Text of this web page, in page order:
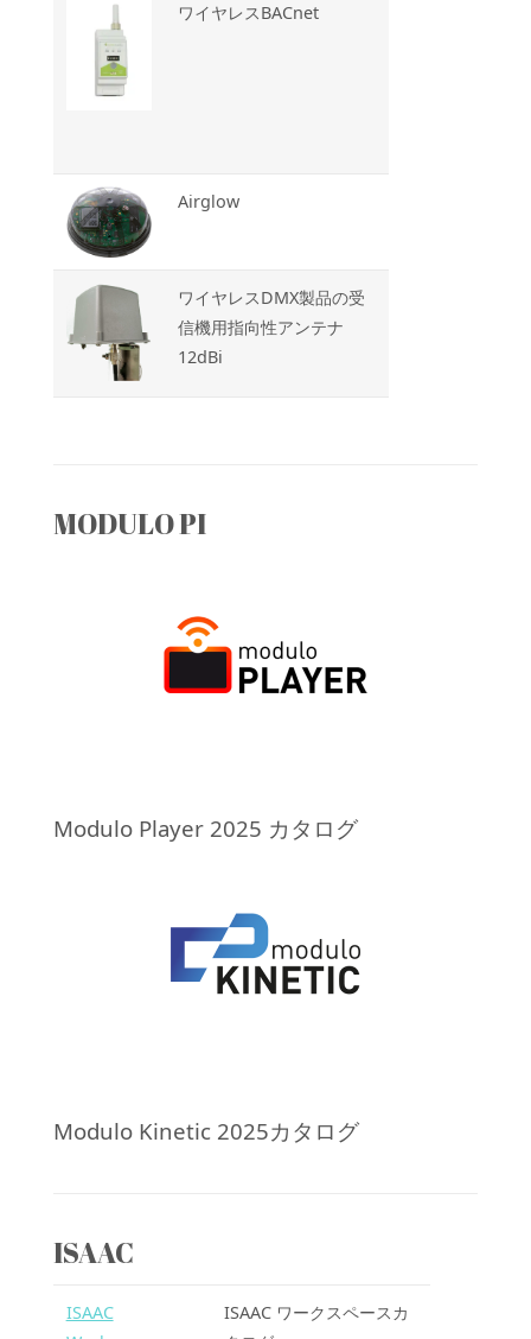
ワイヤレスBACnet
Airglow
ワイヤレスDMX製品の受
信機用指向性アンテナ
12dBi
MODULO PI
Modulo Player 2025 カタログ
Modulo Kinetic 2025カタログ
ISAAC
ISAAC
ISAAC ワークスペースカ